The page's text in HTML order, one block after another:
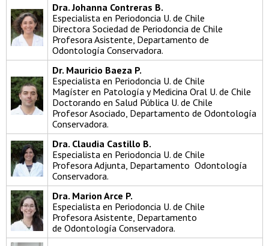
Dra. Johanna Contreras B.
Especialista en Periodoncia U. de Chile
Directora Sociedad de Periodoncia de Chile
Profesora Asistente, Departamento de
Odontología Conservadora.
Dr. Mauricio Baeza P.
Especialista en Periodoncia U. de Chile
Magíster en Patología y Medicina Oral U. de Chile
Doctorando en Salud Pública U. de Chile
Profesor Asociado, Departamento de Odontología
Conservadora.
Dra. Claudia Castillo B.
Especialista en Periodoncia U. de Chile
Profesora Adjunta, Departamento Odontología
Conservadora.
Dra. Marion Arce P.
Especialista en Periodoncia U. de Chile
Profesora Asistente, Departamento
de Odontología Conservadora.